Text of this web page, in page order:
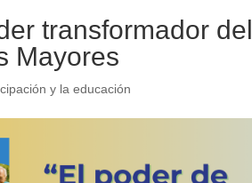
transformador del
Mayores
y la educación